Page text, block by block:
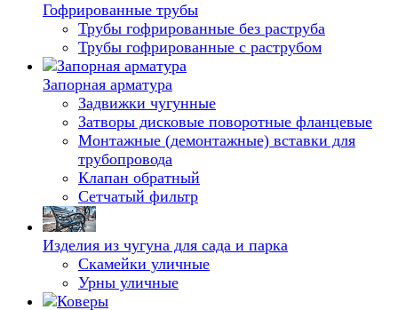
Гофрированные трубы
Трубы гофрированные без раструба
Трубы гофрированные с раструбом
Запорная арматура
Задвижки чугунные
Затворы дисковые поворотные фланцевые
Монтажные (демонтажные) вставки для
трубопровода
Клапан обратный
Сетчатый фильтр
Изделия из чугуна для сада и парка
Скамейки уличные
Урны уличные